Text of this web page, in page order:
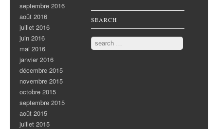
septembre 2016
août 2016
juillet 2016
juin 2016
mai 2016
janvier 2016
décembre 2015
novembre 2015
octobre 2015
septembre 2015
août 2015
juillet 2015
SEARCH
Search